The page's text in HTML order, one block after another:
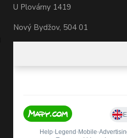
U Plovárny 1419
Nový Bydžov, 504 01